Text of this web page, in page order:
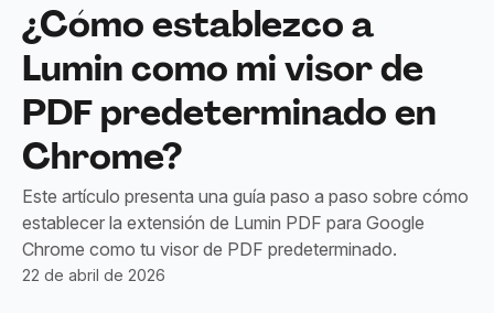
¿Cómo establezco a
Lumin como mi visor de
PDF predeterminado en
Chrome?
Este artículo presenta una guía paso a paso sobre cómo
establecer la extensión de Lumin PDF para Google
Chrome como tu visor de PDF predeterminado.
22 de abril de 2026